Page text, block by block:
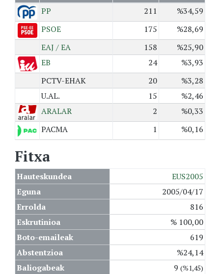
PP
211
%34,59
PSOE
175
%28,69
EAJ / EA
158
%25,90
EB
24
%3,93
PCTV-EHAK
20
%3,28
U.AL.
15
%2,46
ARALAR
2
%0,33
PACMA
1 %0,16
Fitxa
Hauteskundea
EUS2005
Eguna
2005/04/17
Errolda
816
Eskrutinioa
% 100,00
Boto-emaileak
619
Abstentzioa
%24,14
Baliogabeak
9 (%1,45)